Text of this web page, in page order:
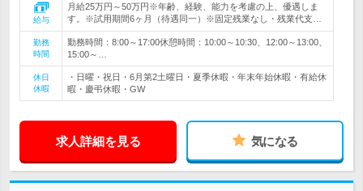
給与
月給25万円～50万円※年齢、経験、能力を考慮の上、優遇しま
す。※試用期間6ヶ月（待遇同一）※固定残業なし・残業代支…
勤務
時間
勤務時間：8:00～17:00休憩時間：10:00～10:30、12:00～13:00、
15:00～…
休日
休暇
・日曜・祝日・6月第2土曜日・夏季休暇・年末年始休暇・有給休
暇・慶弔休暇・GW
求人詳細を見る 気になる